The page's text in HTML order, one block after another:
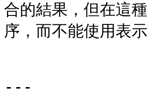
合的結果，但在這
序，而不能使用表
---